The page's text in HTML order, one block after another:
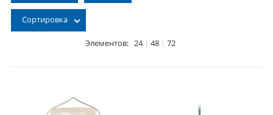
Сортировка
Элементов: 24| 48| 72